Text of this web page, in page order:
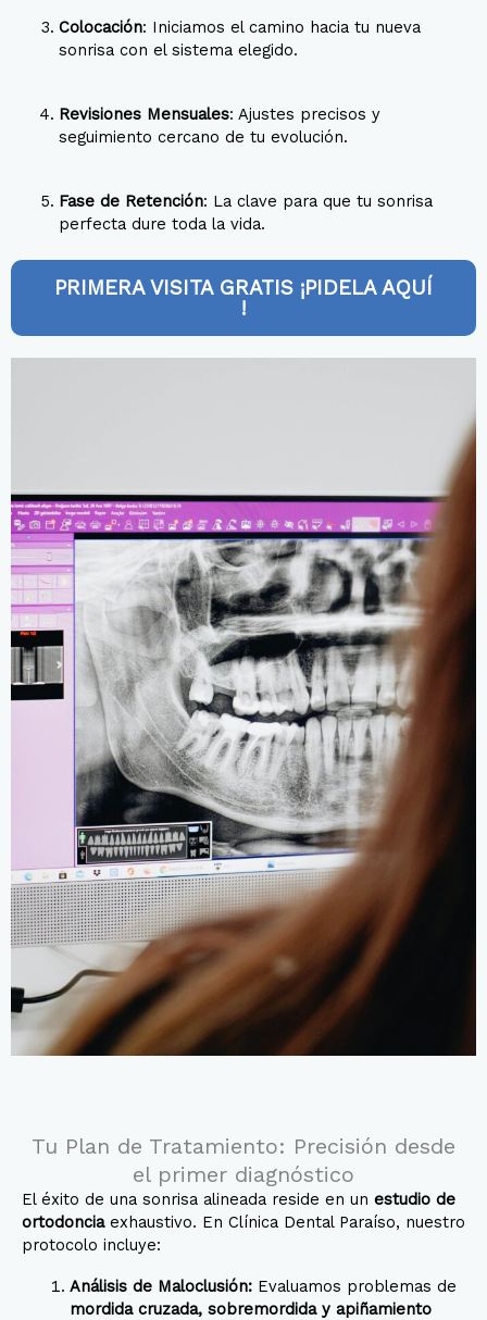
Colocación: Iniciamos el camino hacia tu nueva
sonrisa con el sistema elegido.
Revisiones Mensuales: Ajustes precisos y
seguimiento cercano de tu evolución.
Fase de Retención: La clave para que tu sonrisa
perfecta dure toda la vida.
PRIMERA VISITA GRATIS ¡PIDELA AQUÍ
!
Tu Plan de Tratamiento: Precisión desde
el primer diagnóstico
El éxito de una sonrisa alineada reside en un estudio de
ortodonciaexhaustivo. En Clínica Dental Paraíso, nuestro
protocolo incluye:
Análisis de Maloclusión:Evaluamos problemas de
mordida cruzada, sobremordida y apiñamiento